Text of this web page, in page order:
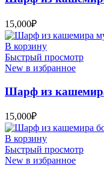
15,000₽
В корзину
Быстрый просмотр
New в избранное
Шарф из
15,000₽
В корзину
Быстрый просмотр
New в избранное